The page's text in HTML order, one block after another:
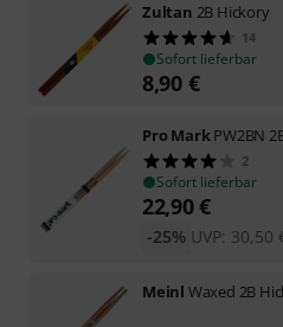
Zultan 2B Hickory
14
Sofort lieferbar
8,90 €
Pro MarkPW2BN
2
Sofort lieferbar
22,90€
UVP: 30,50
-25%
Meinl Waxed 2B